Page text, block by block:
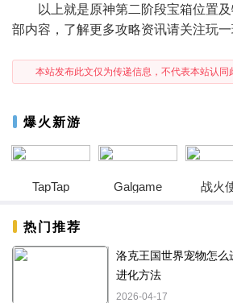
以上就是原神第二阶段宝箱位置
部内容，了解更多攻略资讯请关注玩一
本站发布此文仅为传递信息，不代表本站认同
爆火新游
TapTap Galgame 战火
热门推荐
洛克王国世界宠物怎
进化方法
2026-04-17